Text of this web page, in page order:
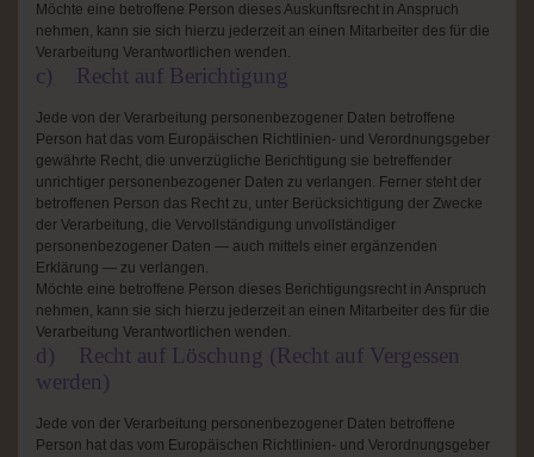
Möchte eine betroffene Person dieses Auskunftsrecht in Anspruch
nehmen, kann sie sich hierzu jederzeit an einen Mitarbeiter des für die
Verarbeitung Verantwortlichen wenden.
c) Recht auf Berichtigung
Jede von der Verarbeitung personenbezogener Daten betroffene
Person hat das vom Europäischen Richtlinien- und Verordnungsgeber
gewährte Recht, die unverzügliche Berichtigung sie betreffender
unrichtiger personenbezogener Daten zu verlangen. Ferner steht der
betroffenen Person das Recht zu, unter Berücksichtigung der Zwecke
der Verarbeitung, die Vervollständigung unvollständiger
personenbezogener Daten — auch mittels einer ergänzenden
Erklärung — zu verlangen.
Möchte eine betroffene Person dieses Berichtigungsrecht in Anspruch
nehmen, kann sie sich hierzu jederzeit an einen Mitarbeiter des für die
Verarbeitung Verantwortlichen wenden.
d) Recht auf Löschung (Recht auf Vergessen
werden)
Jede von der Verarbeitung personenbezogener Daten betroffene
Person hat das vom Europäischen Richtlinien- und Verordnungsgeber